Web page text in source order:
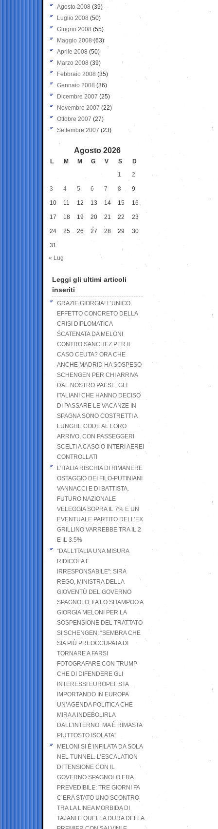
Agosto 2008 (39)
Luglio 2008 (50)
Giugno 2008 (55)
Maggio 2008(63)
Aprile 2008 (50)
Marzo 2008 (39)
Febbraio 2008 (35)
Gennaio 2008 (36)
Dicembre 2007 (25)
Novembre 2007 (22)
Ottobre 2007 (27)
Settembre 2007 (23)
Agosto 2026
L M M G V S
D
1
2
3 4 5 6 7 8 9
10 11 12 13 14 15 16
17 18 19 20 21 22 23
24 25 26 27 28 29 30
31
« Lug
Leggi gli ultimi articoli
inseriti
GRAZIE GIORGIA! L’UNICO
EFFETTO CONCRETO DELLA
CRISI DIPLOMATICA
SCATENATA DA MELONI
CONTRO SANCHEZ PER IL
CASO CEUTA? ORA CHE
ANCHE MADRID HA SOSPESO
SCHENGEN PER CHI ARRIVA
DAL NOSTRO PAESE, GLI
ITALIANI CHE HANNO DECISO
DI PASSARE LE VACANZE IN
SPAGNA SONO COSTRETTI A
LUNGHE CODE AL LORO
ARRIVO, CON PASSEGGERI
SCELTI A CASO O INTERI AEREI
CONTROLLATI
L’ITALIA RISCHIA DI RIMANERE
OSTAGGIO DEI FILO-PUTINIANI
VANNACCI E DI BATTISTA.
FUTURO NAZIONALE
VELEGGIA SOPRA IL 7% E UN
EVENTUALE PARTITO DELL’EX
GRILLINO VARREBBE TRA IL 2
E IL 3.5%
“DALL’ITALIA UNA MISURA
RIDICOLA E
IRRESPONSABILE”: SIRA
REGO, MINISTRA DELLA
GIOVENTÙ DEL GOVERNO
SPAGNOLO, FA LO SHAMPOO A
GIORGIA MELONI PER LA
SOSPENSIONE DEL TRATTATO
SI SCHENGEN: “SEMBRA CHE
SIA PIÙ PREOCCUPATA DI
TORNARE A FARSI
FOTOGRAFARE CON TRUMP
CHE DI DIFENDERE GLI
INTERESSI EUROPEI. STA
IMPORTANDO IN EUROPA
UN’AGENDA POLITICA CHE
MIRA A INDEBOLIRLA
DALL’INTERNO. MA È RIMASTA
PIUTTOSTO ISOLATA”
MELONI SI È INFILATA DA SOLA
NEL TUNNEL. L’ESCALATION
DI TENSIONE CON IL
GOVERNO SPAGNOLO ERA
PREVEDIBILE: TRE GIORNI FA
C’ERA STATO UNO SCONTRO
TRA LA LINEA MORBIDA DI
TAJANI E QUELLA DURA DELLA